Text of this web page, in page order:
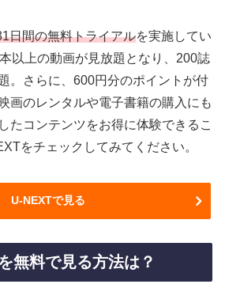
日間の無料トライアルを実施してい
以上の動画が見放題となり、200誌
。さらに、600円分のポイントが付
画のレンタルや電子書籍の購入にも
たコンテンツをお得に体験できるこ
をチェックしてみてください。
U-NEXTで見る
無料で見る方法は？